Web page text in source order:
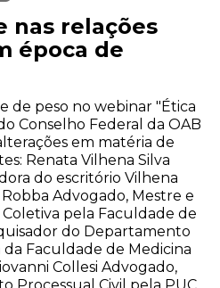
nas relações
época de
de peso no webinar "Ética
Conselho Federal da OAB
em matéria de
Renata Vilhena Silva
do escritório Vilhena
Advogado, Mestre e
pela Faculdade de
do Departamento
Faculdade de Medicina
Collesi Advogado,